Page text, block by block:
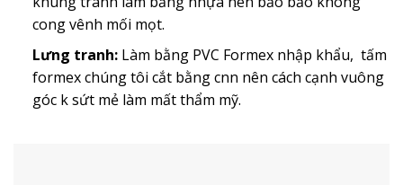
cong vênh mối mọt.
Lưng tranh:Làm bằng PVC Formex nhập khẩu, tấm
formex chúng tôi cắt bằng cnn nên cách cạnh vuông
góc k sứt mẻ làm mất thẩm mỹ.